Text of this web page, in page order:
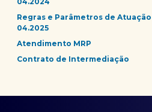
Regras e Parâmetros de
04.2025
Atendimento MRP
Contrato de Intermediação